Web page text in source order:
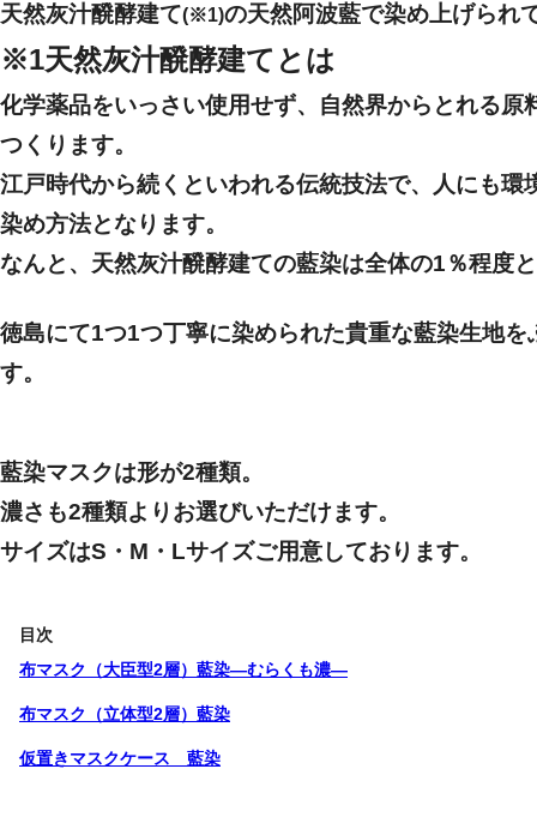
天然灰汁醗酵建て(※1)の天然阿波藍で染め上げられ
※1天然灰汁醗酵建てとは
化学薬品をいっさい使用せず、自然界からとれる原
つくります。
江戸時代から続くといわれる伝統技法で、人にも環
染め方法となります。
なんと、天然灰汁醗酵建ての藍染は全体の1％程度
徳島にて1つ1つ丁寧に染められた貴重な藍染生地
す。
藍染マスクは形が2種類。
濃さも2種類より お選びいただけます。
サイズはS・M・Lサイズご用意しております。
目次
布マスク（大臣型2層）藍染―むらくも濃―
布マスク（立体型2層）藍染
仮置きマスクケース 藍染